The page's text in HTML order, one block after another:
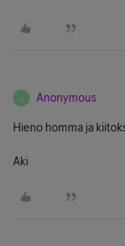
A Anonymous
Hieno homma ja
Aki